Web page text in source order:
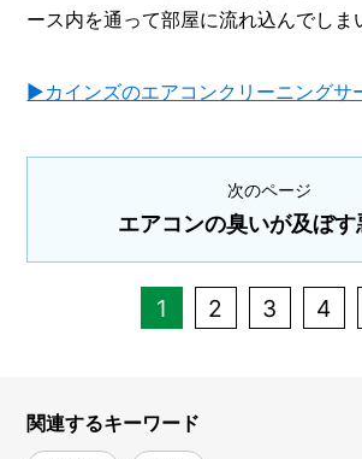
ース内を通って部屋に流れ込んでしま
▶カインズのエアコンクリーニングサ
次のページ
エアコンの臭いが及ぼす
1 2 3 4
関連するキーワード